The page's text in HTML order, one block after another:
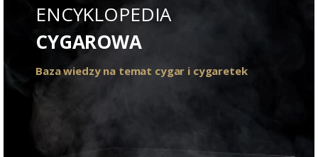
ENCYKLOPEDIA
CYGAROWA
Baza wiedzy na temat cygar i cygaretek